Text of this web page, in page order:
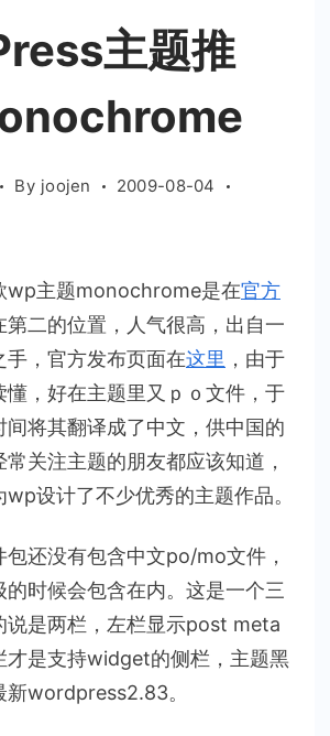
主题推
By joojen
2009-08-04
wp主题monochrome是在官方
第二的位置，人气很高，出自一
手，官方发布页面在这里 ，由于
懂，好在主题里又ｐｏ文件，于
间将其翻译成了中文，供中国的
关注主题的朋友都应该知道，
wp设计了不少优秀的主题作品。
包还没有包含中文po/mo文件，
的时候会包含在内。这是一个三
说是两栏，左栏显示post meta
才是支持widget的侧栏，主题黑
新wordpress2.83。